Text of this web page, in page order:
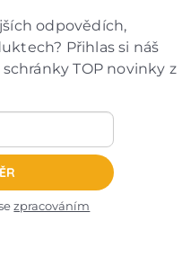
odpovědích,
Přihlas si náš
TOP novinky z
zpracováním